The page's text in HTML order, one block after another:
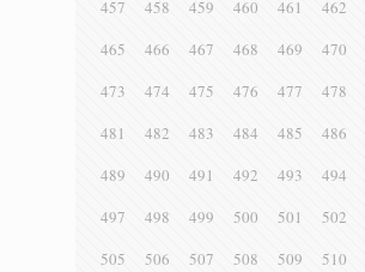
457 458 459 460 461 462
465
466 467 468 469 470
473
474 475 476 477 478
481
482 483 484 485 486
489
490 491 492 493 494
497
498 499 500 501 502
505
506 507 508 509 510